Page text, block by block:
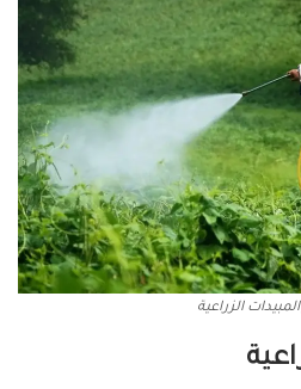
الزراعية
الزراعية